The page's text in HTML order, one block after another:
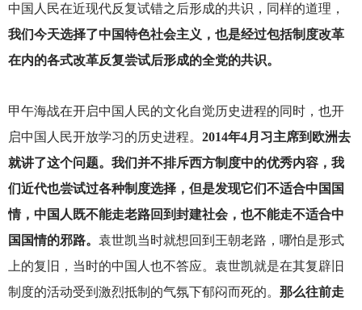
中国人民在近现代反复试错之后形成的共识，同样的道理，
我们今天选择了中国特色社会主义，也是经过包括制度改革
在内的各式改革反复尝试后形成的全党的共识。
甲午海战在开启中国人民的文化自觉历史进程的同时，也开
启中国人民开放学习的历史进程。 2014年4月习主席到欧洲去
就讲了这个问题。我们并不排斥西方制度中的优秀内容，我
们近代也尝试过各种制度选择，但是发现它们不适合中国国
情，中国人既不能走老路回到封建社会，也不能走不适合中
国国情的邪路。 袁世凯当时就想回到王朝老路，哪怕是形式
上的复旧，当时的中国人也不答应。袁世凯就是在其复辟旧
制度的活动受到激烈抵制的气氛下郁闷而死的。 那么往前走